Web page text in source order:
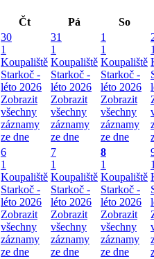
Čt Pá
So
30
1
Koupaliště
Starkoč -
léto 2026
Zobrazit
všechny
záznamy
ze dne
31
1
Koupaliště
Starkoč -
léto 2026
Zobrazit
všechny
záznamy
ze dne
1
1
Koupaliště
Starkoč -
léto 2026
Zobrazit
všechny
záznamy
ze dne
6
1
Koupaliště
Starkoč -
léto 2026
Zobrazit
všechny
záznamy
ze dne
7
1
Koupaliště
Starkoč -
léto 2026
Zobrazit
všechny
záznamy
ze dne
8
1
Koupaliště
Starkoč -
léto 2026
Zobrazit
všechny
záznamy
ze dne